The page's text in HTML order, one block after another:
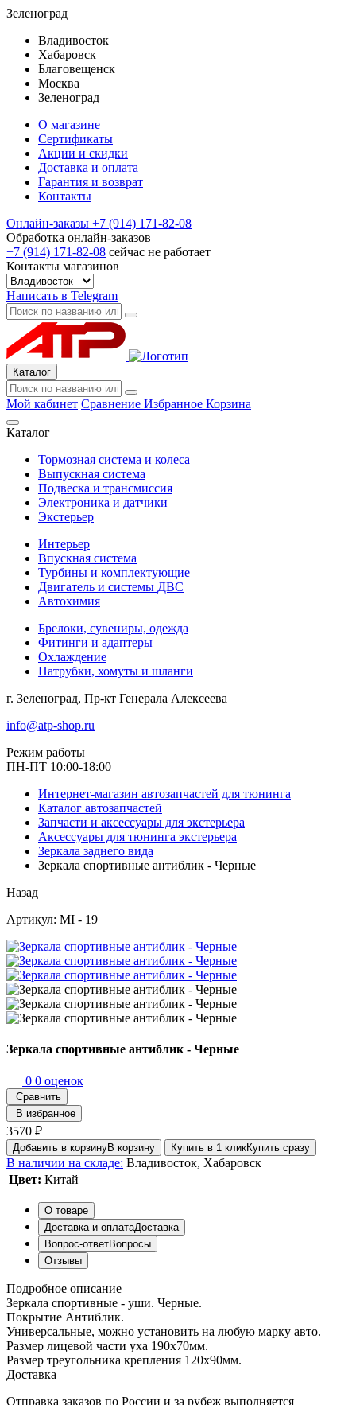
Зеленоград
Владивосток
Хабаровск
Благовещенск
Москва
Зеленоград
О магазине
Сертификаты
Акции и скидки
Доставка и оплата
Гарантия и возврат
Контакты
Онлайн-заказы +7 (914) 171-82-08
Обработка онлайн-заказов
+7 (914) 171-82-08 сейчас не работает
Контакты магазинов
Написать в Telegram
Каталог
Мой кабинет Сравнение Избранное Корзина
Каталог
Тормозная система и колеса
Выпускная система
Подвеска и трансмиссия
Электроника и датчики
Экстерьер
Интерьер
Впускная система
Турбины и комплектующие
Двигатель и системы ДВС
Автохимия
Брелоки, сувениры, одежда
Фитинги и адаптеры
Охлаждение
Патрубки, хомуты и шланги
г. Зеленоград, Пр-кт Генерала Алексеева
info@atp-shop.ru
Режим работы
ПН-ПТ 10:00-18:00
Интернет-магазин автозапчастей для тюнинга
Каталог автозапчастей
Запчасти и аксессуары для экстерьера
Аксессуары для тюнинга экстерьера
Зеркала заднего вида
Зеркала спортивные антиблик - Черные
Назад
Артикул: MI - 19
Зеркала спортивные антиблик - Черные
0 0 оценок
Сравнить
В избранное
3570 ₽
Добавить в корзинуВ корзину Купить в 1 кликКупить сразу
В наличии на складе: Владивосток, Хабаровск
Цвет: Китай
О товаре
Доставка и оплатаДоставка
Вопрос-ответВопросы
Отзывы
Подробное описание
Зеркала спортивные - уши. Черные.
Покрытие Антиблик.
Универсальные, можно установить на любую марку авто.
Размер лицевой части уха 190х70мм.
Размер треугольника крепления 120х90мм.
Доставка
Отправка заказов по России и за рубеж выполняется